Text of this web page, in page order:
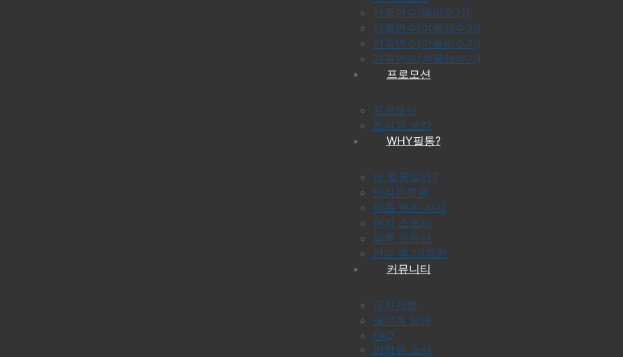
가족연수(봄비수기)
가족연수(여름성수기)
가족연수(가을비수기)
가족연수(겨울성수기)
프로모션
프로모션
최저가 보장
WHY필통?
왜 필통일까?
안심유학원
필통 현지 지사
현지 스토리
필통 유튜브
연수 후기/칭찬
커뮤니티
공지사항
질문과 답변
FAQ
어학원 소식